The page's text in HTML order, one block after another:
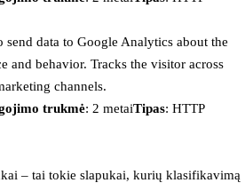
send data to Google Analytics about the
and behavior. Tracks the visitor across
channels.
trukmė: 2 metaiTipas: HTTP
– tai tokie slapukai, kurių klasifikavimą